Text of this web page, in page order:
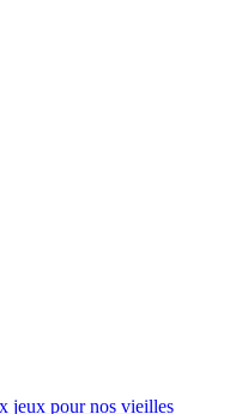
jeux pour nos vieilles